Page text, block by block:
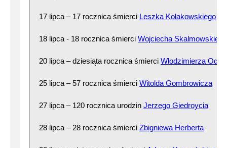
17 lipca – 17 rocznica śmierci Leszka Kołakowskiego
18 lipca - 18 rocznica śmierci Wojciecha Skalmowskiego
20 lipca – dziesiąta rocznica śmierci Włodzimierza
25 lipca – 57 rocznica śmierci Witolda Gombrowicza
27 lipca – 120 rocznica urodzin Jerzego Giedroycia
28 lipca – 28 rocznica śmierci Zbigniewa Herberta